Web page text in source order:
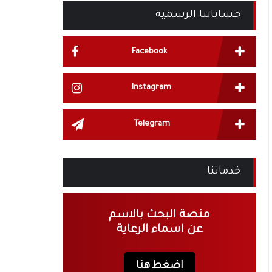
حساباتنا الرسمية
Facebook
Instagram
Telegram
خدماتنا
منصة البحث بالاسم
عن اسماء الرعاية
اضغط هنا